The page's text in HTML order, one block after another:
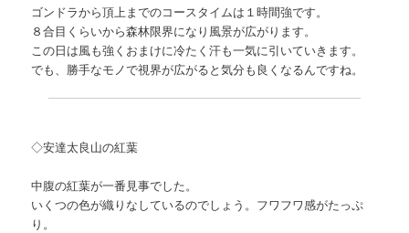
ゴンドラから頂上までのコースタイムは１時間強です。
８合目くらいから森林限界になり風景が広がります。
この日は風も強くおまけに冷たく汗も一気に引いていきます。
でも、勝手なモノで視界が広がると気分も良くなるんですね。
◇安達太良山の紅葉
中腹の紅葉が一番見事でした。
いくつの色が織りなしているのでしょう。フワフワ感がたっぷ
り。